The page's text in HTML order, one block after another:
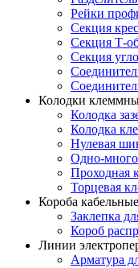
Рейки
Секция
Секция Т-
Секция
Колодки
Колодка
Колодка
Нулевая
Одно-
Проходная
Торцевая
Короба кабельные
Заклепка
Короб
Линии
Арматура